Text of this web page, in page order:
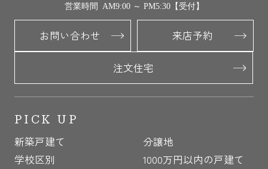
営業時間 AM9:00 ～ PM5:30【受付】
お問い合わせ 来店予約
注文住宅
PICK UP
新築戸建て
分譲地
学校区別
1000万円以内の戸建て